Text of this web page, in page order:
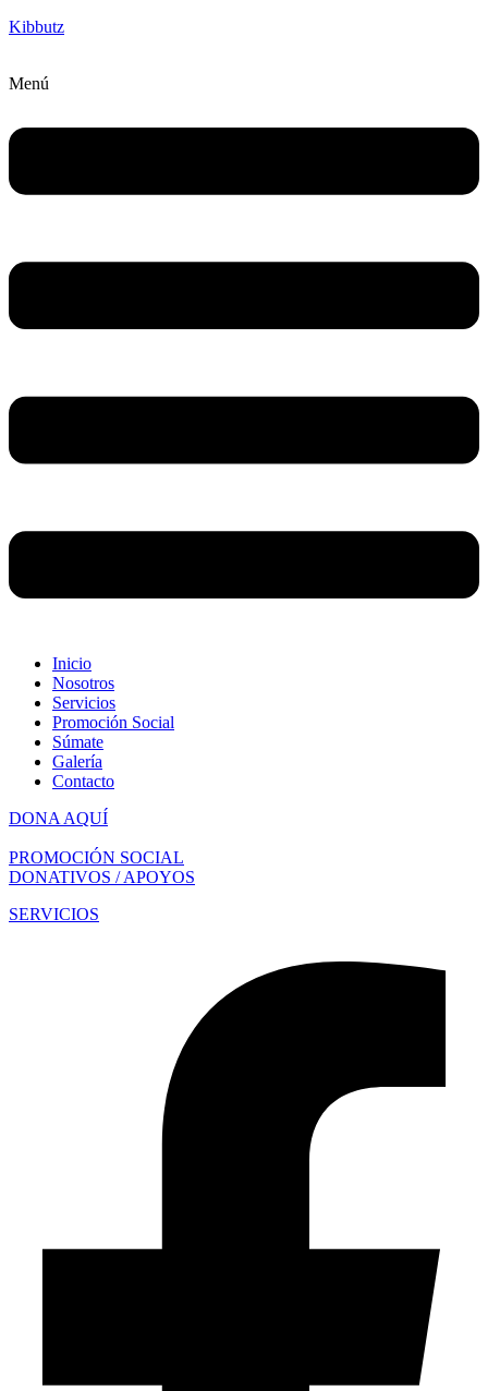
Kibbutz
Menú
Inicio
Nosotros
Servicios
Promoción Social
Súmate
Galería
Contacto
DONA AQUÍ
PROMOCIÓN SOCIAL
DONATIVOS / APOYOS
SERVICIOS